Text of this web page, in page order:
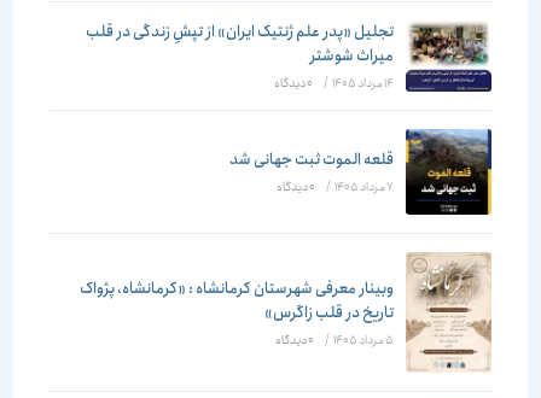
تجلیل «پدر علم ژنتیک ایران» از تپشِ زندگی در قلب
میراث شوشتر
14 مرداد 1405 / ۰ دیدگاه
قلعه الموت ثبت جهانی شد
7 مرداد 1405 / ۰ دیدگاه
وبینار معرفی شهرستان کرمانشاه : «کرمانشاه، پژواک
تاریخ در قلب زاگرس»
5 مرداد 1405 / ۰ دیدگاه